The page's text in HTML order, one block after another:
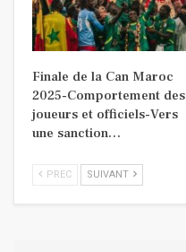
Finale de la Can Maroc
2025-Comportement des
joueurs et officiels-Vers
une sanction…
PREC SUIVANT